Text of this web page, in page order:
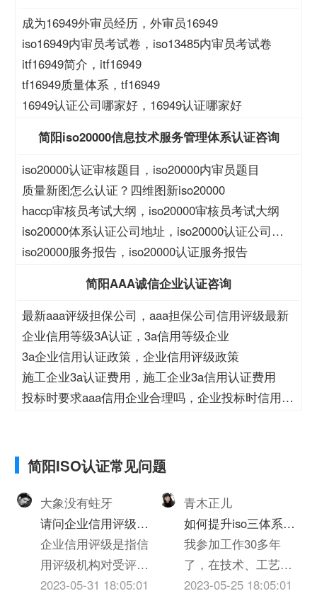
成为16949外审员经历，外审员16949
iso16949内审员考试卷，iso13485内审员考试卷
itf16949简介，itf16949
tf16949质量体系，tf16949
16949认证公司哪家好，16949认证哪家好
简阳iso20000信息技术服务管理体系认证咨询
iso20000认证审核题目，iso20000内审员题目
质量新图怎么认证？四维图新iso20000
haccp审核员考试大纲，iso20000审核员考试大纲
iso20000体系认证公司地址，iso20000认证公司地
址
iso20000服务报告，iso20000认证服务报告
简阳AAA诚信企业认证咨询
最新aaa评级担保公司，aaa担保公司信用评级最新
企业信用等级3A认证，3a信用等级企业
3a企业信用认证政策，企业信用评级政策
施工企业3a认证费用，施工企业3a信用认证费用
投标时要求aaa信用企业合理吗，企业投标时信用等
简阳ISO认证常见问题
大象没有蛀牙
请问企业信用评级的
标准是什么呢
企业信用评级是指信
用评级机构对受评企
业的产业、基础素
2023-05-31 18:05:01
青木正儿
如何提升iso三体系认
证质量(个人对质量的
心得体会300字)
我参加工作30多年
了，在技术、工艺、
质检、实验员岗位上
2023-05-25 18:05:01